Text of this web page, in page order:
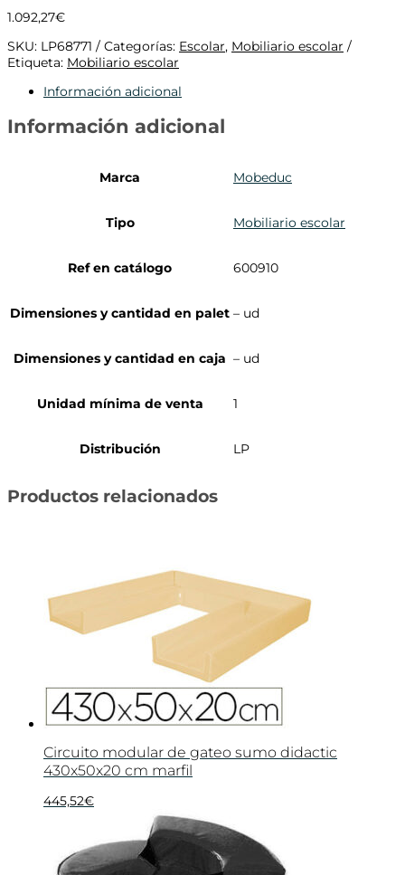
1.092,27€
SKU: LP68771 Categorías: Escolar, Mobiliario escolar
Etiqueta: Mobiliario escolar
Información adicional
Información adicional
Marca Mobeduc
Tipo Mobiliario escolar
Ref en catálogo 600910
Dimensiones y cantidad en palet – ud
Dimensiones y cantidad en caja – ud
Unidad mínima de venta 1
Distribución LP
Productos relacionados
Circuito modular de gateo sumo didactic
430x50x20 cm marfil
445,52€